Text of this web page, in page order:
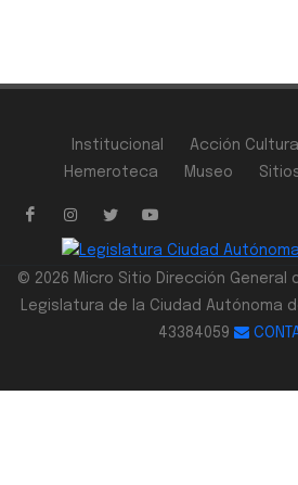
Institucional Acción Cultural
Hemeroteca
Museo
© 2026 Micro Sitio Dirección General
Legislatura de la Ciudad Autónoma
43384059